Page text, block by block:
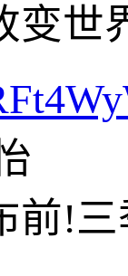
变世
!三